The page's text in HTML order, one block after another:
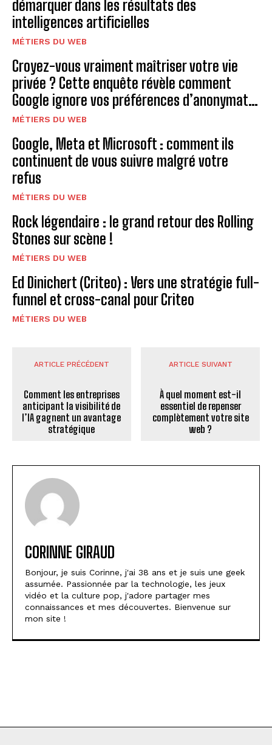
démarquer dans les résultats des
intelligences artificielles
MÉTIERS DU WEB
Croyez-vous vraiment maîtriser votre vie
privée ? Cette enquête révèle comment
Google ignore vos préférences d’anonymat…
MÉTIERS DU WEB
Google, Meta et Microsoft : comment ils
continuent de vous suivre malgré votre
refus
MÉTIERS DU WEB
Rock légendaire : le grand retour des Rolling
Stones sur scène !
MÉTIERS DU WEB
Ed Dinichert (Criteo) : Vers une stratégie full-
funnel et cross-canal pour Criteo
MÉTIERS DU WEB
ARTICLE PRÉCÉDENT
Comment les entreprises
anticipant la visibilité de
l’IA gagnent un avantage
stratégique
ARTICLE SUIVANT
À quel moment est-il
essentiel de repenser
complètement votre site
web ?
CORINNE GIRAUD
Bonjour, je suis Corinne, j'ai 38 ans et je suis une geek
assumée. Passionnée par la technologie, les jeux
vidéo et la culture pop, j'adore partager mes
connaissances et mes découvertes. Bienvenue sur
mon site !